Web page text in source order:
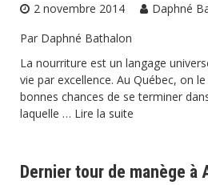
2 novembre 2014 Daphné
Par Daphné Bathalon
La nourriture est un langage
vie par excellence. Au Québec, on
bonnes chances de se terminer
laquelle … Lire la suite
Dernier tour de manège à